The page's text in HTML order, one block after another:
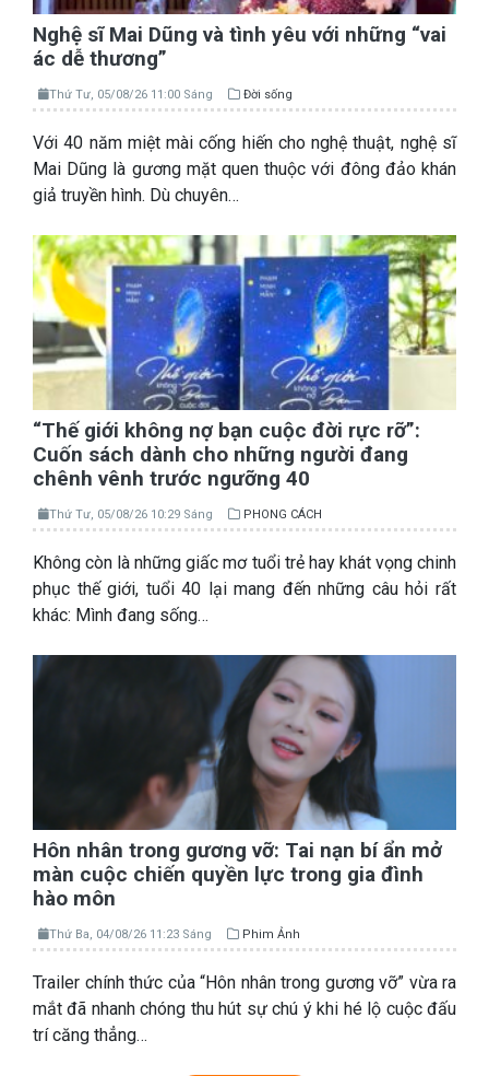
Nghệ sĩ Mai Dũng và tình yêu với những “vai
ác dễ thương”
Thứ Tư, 05/08/26 11:00 Sáng Đời sống
Với 40 năm miệt mài cống hiến cho nghệ thuật, nghệ sĩ
Mai Dũng là gương mặt quen thuộc với đông đảo khán
giả truyền hình. Dù chuyên…
“Thế giới không nợ bạn cuộc đời rực rỡ”:
Cuốn sách dành cho những người đang
chênh vênh trước ngưỡng 40
Thứ Tư, 05/08/26 10:29 Sáng PHONG CÁCH
Không còn là những giấc mơ tuổi trẻ hay khát vọng chinh
phục thế giới, tuổi 40 lại mang đến những câu hỏi rất
khác: Mình đang sống…
Hôn nhân trong gương vỡ: Tai nạn bí ẩn mở
màn cuộc chiến quyền lực trong gia đình
hào môn
Thứ Ba, 04/08/26 11:23 Sáng Phim Ảnh
Trailer chính thức của “Hôn nhân trong gương vỡ” vừa ra
mắt đã nhanh chóng thu hút sự chú ý khi hé lộ cuộc đấu
trí căng thẳng…